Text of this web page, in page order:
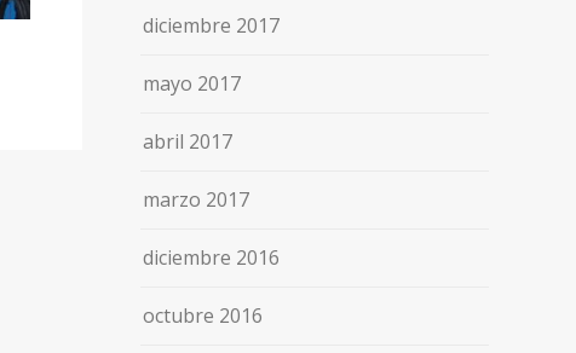
diciembre 2017
mayo 2017
abril 2017
marzo 2017
diciembre 2016
octubre 2016